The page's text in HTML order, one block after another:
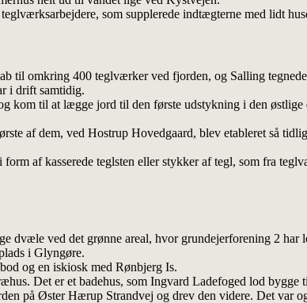
som supplerede indtægterne med lidt
til omkring 400 teglværker ved fjorden, og Salling
i drift samtidig.
kom til at lægge jord til den første udstykning i den
af dem, ved Hostrup Hovedgaard, blev etableret så
af kasserede teglsten eller stykker af tegl, som fra
dvæle ved det grønne areal, hvor grundejerforening 2
i Glyngøre.
og en iskiosk med Rønbjerg Is.
Det er et badehus, som Ingvard Ladefoged lod
på Øster Hærup Strandvej og drev den videre. Det var